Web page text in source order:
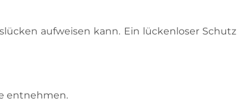
aufweisen kann. Ein lückenloser Schutz
entnehmen.